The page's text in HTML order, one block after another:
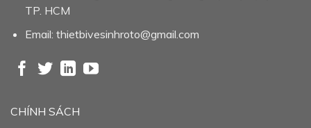
TP. HCM
Email: thietbivesinhroto@gmail.com
CHÍNH SÁCH